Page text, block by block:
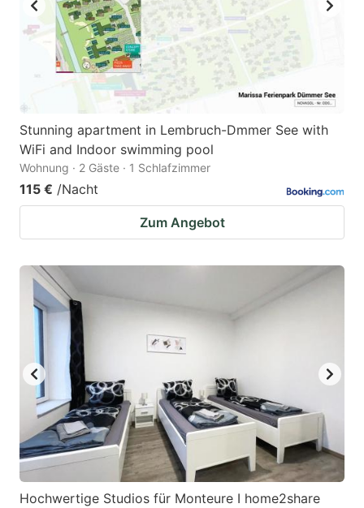
Stunning apartment in Lembruch-Dmmer See with
WiFi and Indoor swimming pool
Wohnung · 2 Gäste · 1 Schlafzimmer
115 € /Nacht
Zum Angebot
Hochwertige Studios für Monteure I home2share